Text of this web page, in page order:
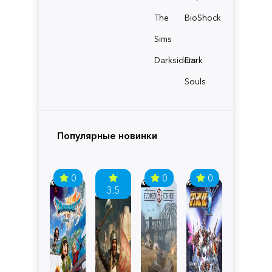
The
Sims
BioShock
Darksiders
Dark
Souls
Популярные новинки
0
3.5
0 0